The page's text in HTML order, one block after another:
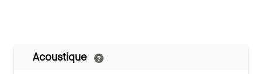
Acoustique